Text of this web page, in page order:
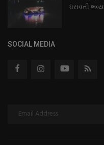
ધરાવતી
SOCIAL MEDIA